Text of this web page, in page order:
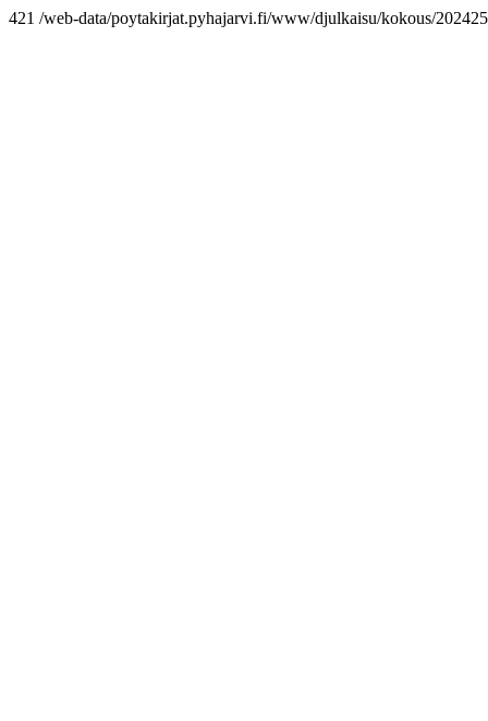
421 /web-data/poytakirjat.pyhajarvi.fi/www/djulkaisu/kokous/